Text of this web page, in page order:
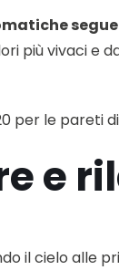
più vivaci
per le pareti
e
il cielo alle